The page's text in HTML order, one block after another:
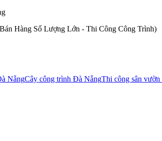
Hàng Số Lượng Lớn - Thi Công Công Trình)
NẵngCây công trình Đà NẵngThi công sân